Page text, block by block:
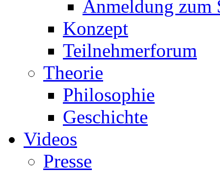
Anmeldung zum
Konzept
Teilnehmerforum
Theorie
Philosophie
Geschichte
Videos
Presse